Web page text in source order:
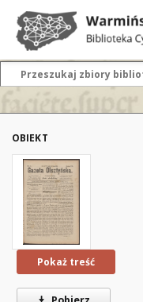
OBIEKT
Pokaż treść